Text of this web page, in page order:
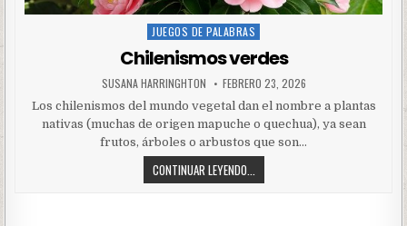
Posted
in
JUEGOS DE PALABRAS
Chilenismos verdes
SUSANA HARRINGHTON FEBRERO 23, 2026
Los chilenismos del mundo vegetal dan el nombre a plantas
nativas (muchas de origen mapuche o quechua), ya sean
frutos, árboles o arbustos que son…
CONTINUAR LEYENDO...